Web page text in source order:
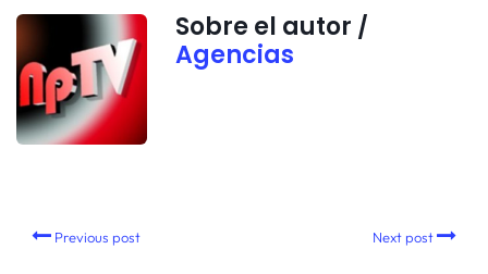
Sobre el autor /
Agencias
Previous post Next post